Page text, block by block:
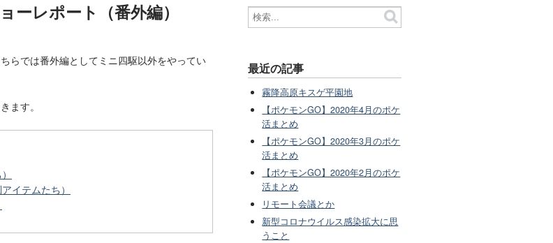
ーレポート（番外編）
らでは番外編としてミニ四駆以外をやってい
ます。
イテムたち）
最近の記事
霧降高原キスゲ平園地
【ポケモンGO】2020年4月のポケ
活まとめ
【ポケモンGO】2020年3月のポケ
活まとめ
【ポケモンGO】2020年2月のポケ
活まとめ
リモート会議とか
新型コロナウイルス感染拡大に思
うこと